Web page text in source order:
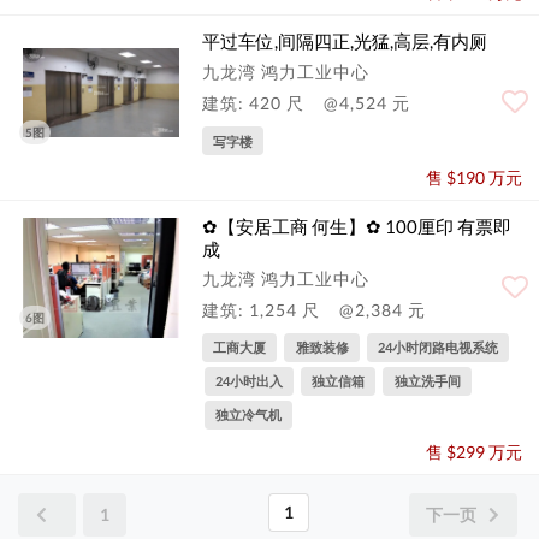
5图
平过车位,间隔四正,光猛,高层,有内厕
九龙湾 鸿力工业中心
建筑: 420 尺
@4,524 元
写字楼
售 $190 万元
6图
✿【安居工商 何生】✿ 100厘印 有票即
成
九龙湾 鸿力工业中心
建筑: 1,254 尺
@2,384 元
工商大厦 雅致装修 24小时闭路电视系统
24小时出入 独立信箱 独立洗手间
独立冷气机
售 $299 万元
1 1 下一页